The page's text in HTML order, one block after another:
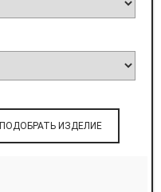
ПОДОБРАТЬ ИЗДЕЛИЕ